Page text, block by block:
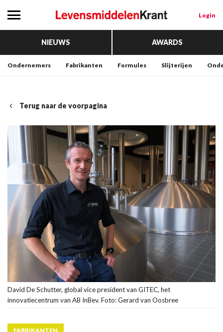
Login
NIEUWS AWARDS
Ondernemers Fabrikanten Formules Slijterijen
Terug naar de voorpagina
David De Schutter, global vice president van GITEC, het
innovatiecentrum van AB InBev. Foto: Gerard van Oosbree
FABRIKANTEN